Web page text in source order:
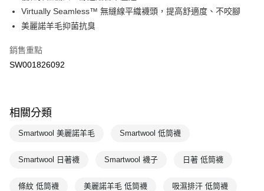
Virtually Seamless™ 無縫線平織襪頭，提高舒適度、不咬腳
美麗諾羊毛抑菌抗臭
銷售重點
SW001826092
相關分類
Smartwool 美麗諾羊毛 Smartwool 低筒襪
Smartwool 日著襪 Smartwool 襪子 日著 低筒襪
條紋 低筒襪 美麗諾羊毛 低筒襪 吸濕排汗 低筒襪